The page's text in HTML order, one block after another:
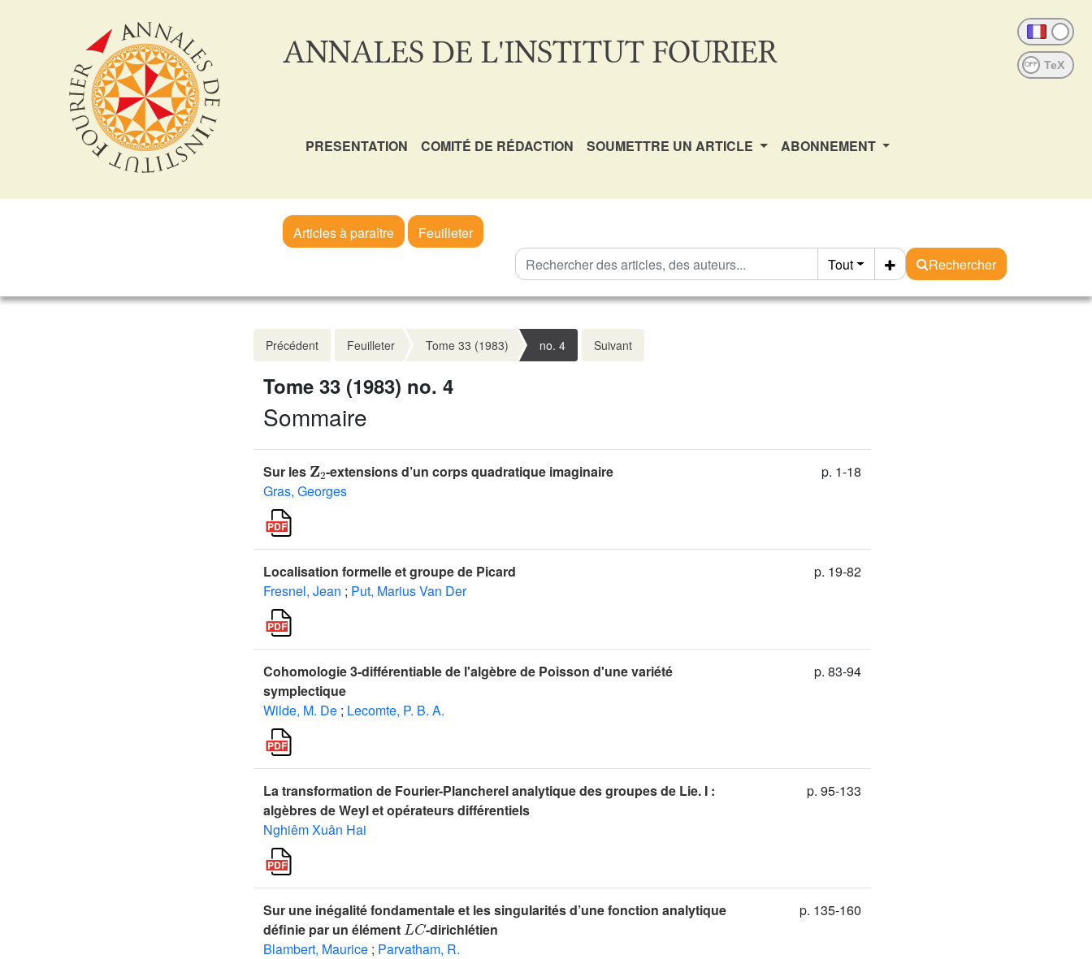
ANNALES DE L'INSTITUT FOURIER OFF
PRESENTATION COMITÉ DE RÉDACTION SOUMETTRE UN ARTICLE ABONNEMENT
Articles à paraître
Feuilleter
Tout
Rechercher
Précédent Feuilleter Tome 33 (1983) no. 4 Suivant
Tome 33 (1983) no. 4
Sommaire
Sur les
-extensions d’un corps quadratique imaginaire
Gras, Georges
p. 1-18
Localisation formelle et groupe de Picard
Fresnel, Jean ; Put, Marius Van Der
p. 19-82
Cohomologie 3-différentiable de l'algèbre de Poisson d'une variété
symplectique
Wilde, M. De ; Lecomte, P. B. A.
p. 83-94
La transformation de Fourier-Plancherel analytique des groupes de Lie. I :
algèbres de Weyl et opérateurs différentiels
Nghiêm Xuân Hai
p. 95-133
Sur une inégalité fondamentale et les singularités d’une fonction analytique
définie par un élément
LC
-dirichlétien
Blambert, Maurice ; Parvatham, R.
p. 135-160